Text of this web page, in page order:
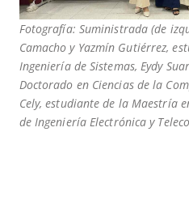
Fotografía: Suministrada (de
Camacho y Yazmín Gutiérrez,
Ingeniería de Sistemas, Eydy
Doctorado en Ciencias de la
Cely, estudiante de la Maestría
de Ingeniería Electrónica y